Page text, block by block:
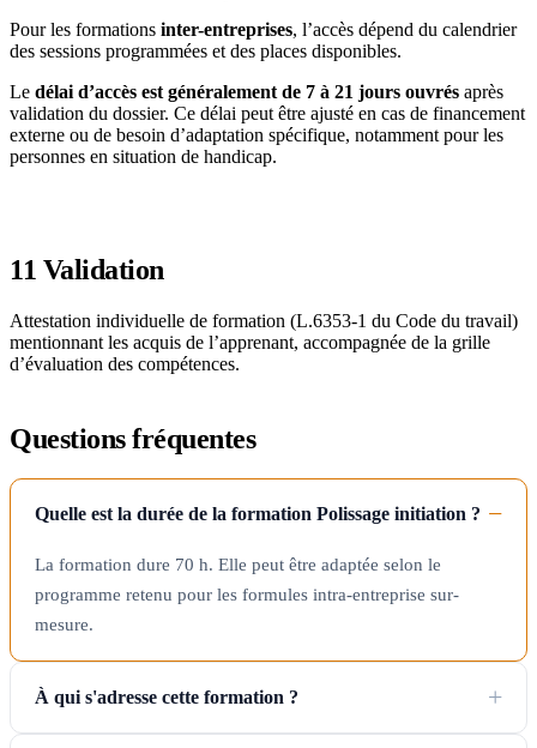
Pour les formations inter-entreprises, l’accès dépend du calendrier
des sessions programmées et des places disponibles.
Le délai d’accès est généralement de 7 à 21 jours ouvrés après
validation du dossier. Ce délai peut être ajusté en cas de financement
externe ou de besoin d’adaptation spécifique, notamment pour les
personnes en situation de handicap.
11 Validation
Attestation individuelle de formation (L.6353-1 du Code du travail)
mentionnant les acquis de l’apprenant, accompagnée de la grille
d’évaluation des compétences.
Questions fréquentes
Quelle est la durée de la formation Polissage initiation ?
La formation dure 70 h. Elle peut être adaptée selon le
programme retenu pour les formules intra-entreprise sur-
mesure.
À qui s'adresse cette formation ?